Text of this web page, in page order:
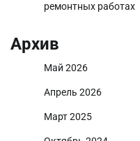
ремонтных работах
Архив
Май 2026
Апрель 2026
Март 2025